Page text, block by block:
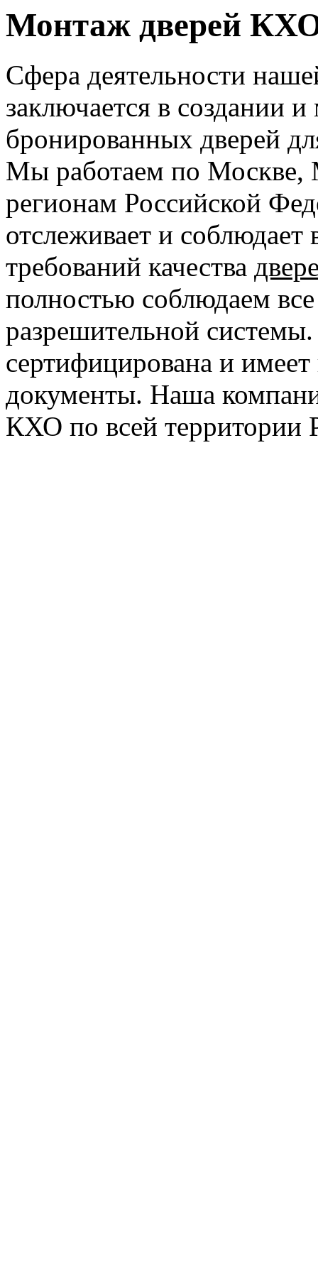
Монтаж дверей
Сфера деятельности
заключается в создании
бронированных дверей
Мы работаем по Москве,
регионам Российской
отслеживает и соблюдает
требований качества
полностью соблюдаем
разрешительной
сертифицирована и
документы. Наша
КХО по всей территории